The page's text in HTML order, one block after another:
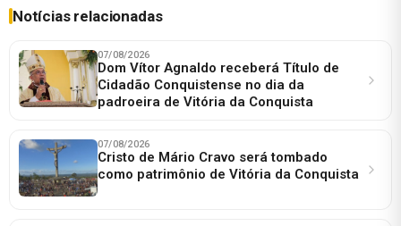
Notícias relacionadas
07/08/2026
Dom Vítor Agnaldo receberá Título de
Cidadão Conquistense no dia da
padroeira de Vitória da Conquista
07/08/2026
Cristo de Mário Cravo será tombado
como patrimônio de Vitória da Conquista